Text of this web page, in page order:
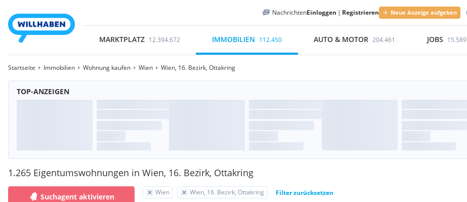
NachrichtenEinloggen | Registrieren Neue Anzeige aufgeben
MARKTPLATZ 12.394.672 IMMOBILIEN 112.450 AUTO & MOTOR 204.461 JOBS 15.589
Startseite Immobilien Wohnung kaufen Wien Wien, 16. Bezirk, Ottakring
TOP-ANZEIGEN
1.265 Eigentumswohnungen in Wien, 16. Bezirk, Ottakring
Suchagent aktivieren Wien Wien, 16. Bezirk, Ottakring Filter zurücksetzen